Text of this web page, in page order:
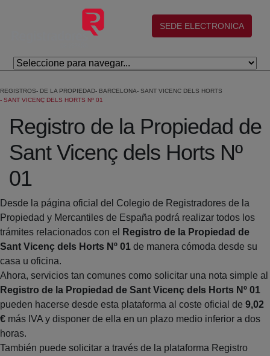
Saltar al contenido principal
(abre en nueva ventana)
SEDE ELECTRONICA
REGISTROS DE LA PROPIEDAD BARCELONA
SANT VICENC DELS HORTS
SANT VICENÇ DELS HORTS Nº 01
Registro de la Propiedad de
Sant Vicenç dels Horts Nº
01
Desde la página oficial del Colegio de Registradores de la
Propiedad y Mercantiles de España podrá realizar todos los
trámites relacionados con el
Registro de la Propiedad de
Sant Vicenç dels Horts Nº 01 de manera cómoda desde su
casa u oficina.
Ahora, servicios tan comunes como solicitar una nota simple al
Registro de la Propiedad de Sant Vicenç dels Horts Nº 01
pueden hacerse desde esta plataforma al coste oficial de 9,02
€ más IVA y disponer de ella en un plazo medio inferior a dos
horas.
También puede solicitar a través de la plataforma Registro